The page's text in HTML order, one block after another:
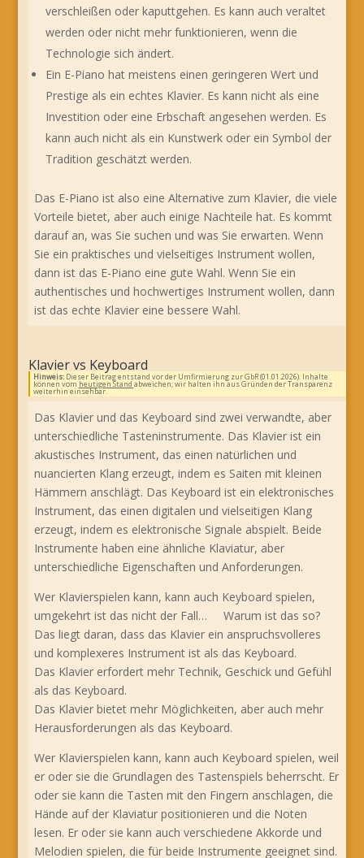
verschleißen oder kaputtgehen. Es kann auch veraltet
werden oder nicht mehr funktionieren, wenn die
Technologie sich ändert.
Ein E-Piano hat meistens einen geringeren Wert und
Prestige als ein echtes Klavier. Es kann nicht als eine
Investition oder eine Erbschaft angesehen werden. Es
kann auch nicht als ein Kunstwerk oder ein Symbol der
Tradition geschätzt werden.
Das E-Piano ist also eine Alternative zum Klavier, die viele
Vorteile bietet, aber auch einige Nachteile hat. Es kommt
darauf an, was Sie suchen und was Sie erwarten. Wenn
Sie ein praktisches und vielseitiges Instrument wollen,
dann ist das E-Piano eine gute Wahl. Wenn Sie ein
authentisches und hochwertiges Instrument wollen, dann
ist das echte Klavier eine bessere Wahl.
Klavier vs Keyboard
Hinweis:Dieser Beitrag entstand vor der Umfirmierung zur GbR (01.01.2026). Inhalte
können vom heutigen Stand abweichen; wir halten ihn aus Gründen der Transparenz
weiterhin einsehbar.
Das Klavier und das Keyboard sind zwei verwandte, aber
unterschiedliche Tasteninstrumente. Das Klavier ist ein
akustisches Instrument, das einen natürlichen und
nuancierten Klang erzeugt, indem es Saiten mit kleinen
Hämmern anschlägt. Das Keyboard ist ein elektronisches
Instrument, das einen digitalen und vielseitigen Klang
erzeugt, indem es elektronische Signale abspielt. Beide
Instrumente haben eine ähnliche Klaviatur, aber
unterschiedliche Eigenschaften und Anforderungen.
Wer Klavierspielen kann, kann auch Keyboard spielen,
umgekehrt ist das nicht der Fall… Warum ist das so?
Das liegt daran, dass das Klavier ein anspruchsvolleres
und komplexeres Instrument ist als das Keyboard.
Das Klavier erfordert mehr Technik, Geschick und Gefühl
als das Keyboard.
Das Klavier bietet mehr Möglichkeiten, aber auch mehr
Herausforderungen als das Keyboard.
Wer Klavierspielen kann, kann auch Keyboard spielen, weil
er oder sie die Grundlagen des Tastenspiels beherrscht. Er
oder sie kann die Tasten mit den Fingern anschlagen, die
Hände auf der Klaviatur positionieren und die Noten
lesen. Er oder sie kann auch verschiedene Akkorde und
Melodien spielen, die für beide Instrumente geeignet sind.